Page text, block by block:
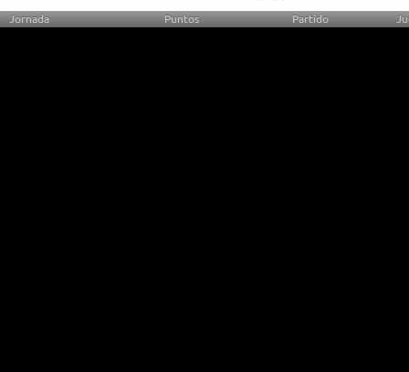
Jornada Puntos Partido